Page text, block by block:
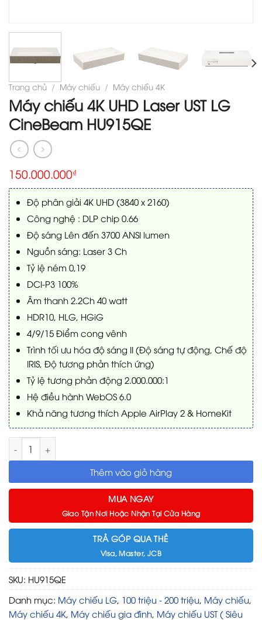
Trang chủ / Máy chiếu / Máy chiếu 4K
Máy chiếu 4K UHD Laser UST LG
CineBeam HU915QE
150.000.000₫
Độ phân giải 4K UHD (3840 x 2160)
Công nghệ : DLP chip 0.66
Độ sáng Lên đến 3700 ANSI lumen
Nguồn sáng: Laser 3 Ch
Tỷ lệ ném 0,19
DCI-P3 100%
Âm thanh 2.2Ch 40 watt
HDR10, HLG, HGiG
4/9/15 Điểm cong vênh
Trình tối ưu hóa độ sáng II (Độ sáng tự động, Chế độ
IRIS, Độ tương phản thích ứng)
Tỷ lệ tương phản động 2.000.000:1
Hệ điều hành WebOS 6.0
Khả năng tương thích Apple AirPlay 2 & HomeKit
Máy chiếu 4K UHD Laser UST LG CineBeam HU915QE số lượng
Thêm vào giỏ hàng
MUA NGAY
Giao Tận Nơi Hoặc Nhận Tại Cửa Hàng
TRẢ GÓP QUA THẺ
Visa, Master, JCB
SKU: HU915QE
Danh mục: Máy chiếu LG 100 triệu - 200 triệu Máy chiếu
Máy chiếu 4K Máy chiếu gia đình Máy chiếu UST ( Siêu